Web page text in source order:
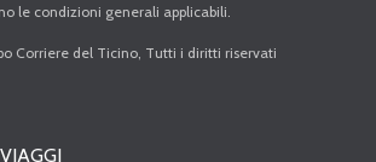
le condizioni generali applicabili.
Corriere del Ticino, Tutti i diritti riservati